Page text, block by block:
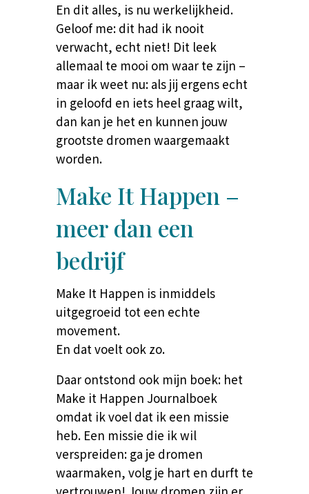
En dit alles, is nu werkelijkheid.
Geloof me: dit had ik nooit
verwacht, echt niet! Dit leek
allemaal te mooi om waar te zijn –
maar ik weet nu: als jij ergens echt
in geloofd en iets heel graag wilt,
dan kan je het en kunnen jouw
grootste dromen waargemaakt
worden.
Make It Happen –
meer dan een
bedrijf
Make It Happen is inmiddels
uitgegroeid tot een echte
movement.
En dat voelt ook zo.
Daar ontstond ook mijn boek: het
Make it Happen Journalboek
omdat ik voel dat ik een missie
heb. Een missie die ik wil
verspreiden: ga je dromen
waarmaken, volg je hart en durft te